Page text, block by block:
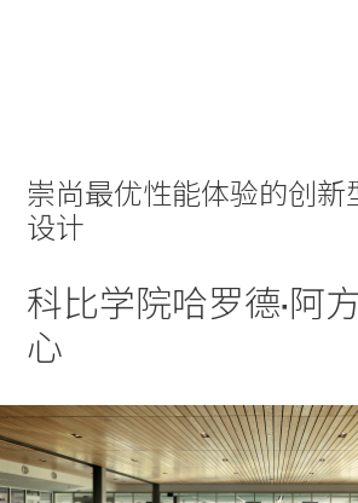
崇尚最优性能体验的创新
设计
科比学院哈罗德·阿
心